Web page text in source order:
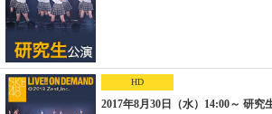
HD
2017年8月30日（水）14:00～ 研究